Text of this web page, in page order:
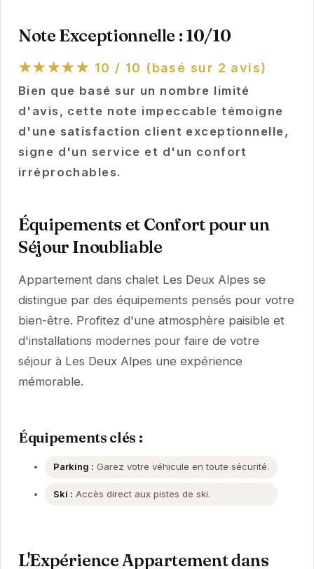
Note Exceptionnelle : 10/10
★★★★★ 10 / 10 (basé sur 2 avis)
Bien que basé sur un nombre limité
d'avis, cette note impeccable témoigne
d'une satisfaction client exceptionnelle,
signe d'un service et d'un confort
irréprochables.
Équipements et Confort pour un
Séjour Inoubliable
Appartement dans chalet Les Deux Alpes se
distingue par des équipements pensés pour votre
bien-être. Profitez d'une atmosphère paisible et
d'installations modernes pour faire de votre
séjour à Les Deux Alpes une expérience
mémorable.
Équipements clés :
Parking : Garez votre véhicule en toute sécurité.
Ski : Accès direct aux pistes de ski.
L'Expérience Appartement dans